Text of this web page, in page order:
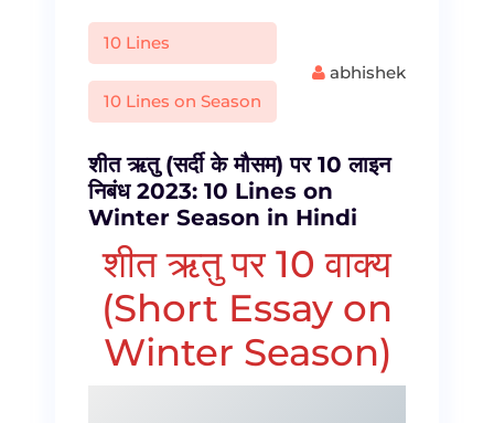
10 Lines
10 Lines on Season
abhishek
शीत ऋतु (सर्दी के मौसम) पर 10 लाइन
निबंध 2023: 10 Lines on
Winter Season in Hindi
शीत ऋतु पर 10 वाक्य
(Short Essay on
Winter Season)